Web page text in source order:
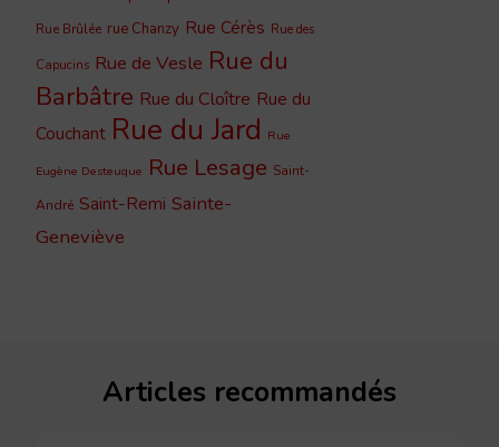
Rue Brûlée rue Chanzy Rue Cérès Rue des
Capucins Rue de Vesle Rue du
Barbâtre Rue du Cloître Rue du
Couchant Rue du Jard Rue
Eugène Desteuque Rue Lesage Saint-
André Saint-Remi Sainte-
Geneviève
Articles recommandés